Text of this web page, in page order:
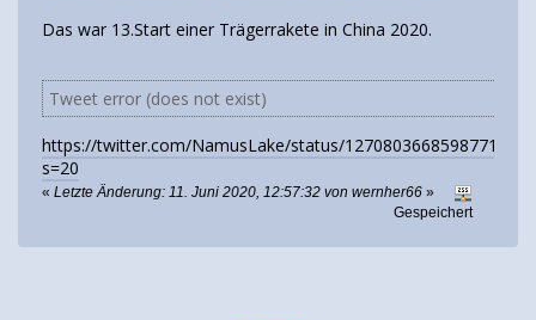
Das war 13.Start einer Trägerrakete in China 2020.
Tweet error (does not exist)
https://twitter.com/NamusLake/status/1270803668598771715?
s=20
« Letzte Änderung: 11. Juni 2020, 12:57:32 von wernher66 »
Gespeichert